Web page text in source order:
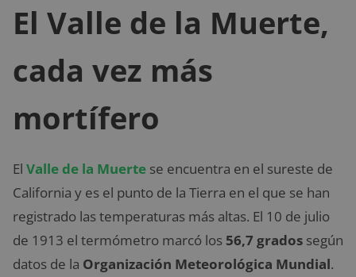
El Valle de la Muerte,
cada vez más
mortífero
El Valle de la Muerte se encuentra en el sureste de
California y es el punto de la Tierra en el que se han
registrado las temperaturas más altas. El 10 de julio
de 1913 el termómetro marcó los 56,7 grados según
datos de la Organización Meteorológica Mundial.